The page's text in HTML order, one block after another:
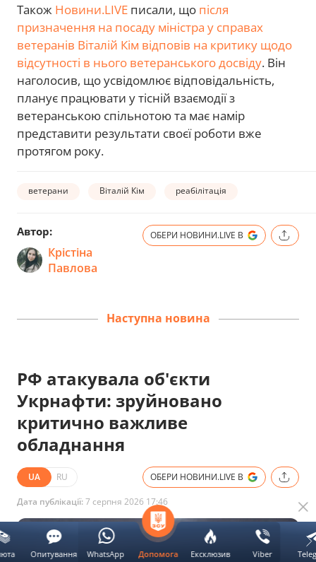
Також Новини.LIVE писали, що після
призначення на посаду міністра у справах
ветеранів Віталій Кім відповів на критику щодо
відсутності в нього ветеранського досвіду. Він
наголосив, що усвідомлює відповідальність,
планує працювати у тісній взаємодії з
ветеранською спільнотою та має намір
представити результати своєї роботи вже
протягом року.
ветерани Віталій Кім реабілітація
Автор:
Крістіна
Павлова
ОБЕРИ НОВИНИ.LIVE В
Наступна новина
РФ атакувала об'єкти
Укрнафти: зруйновано
критично важливе
обладнання
UA RU ОБЕРИ НОВИНИ.LIVE В
Дата публікації:7 серпня 2026 17:46
Допомога Ексклюзив Viber
Опитування WhatsApp